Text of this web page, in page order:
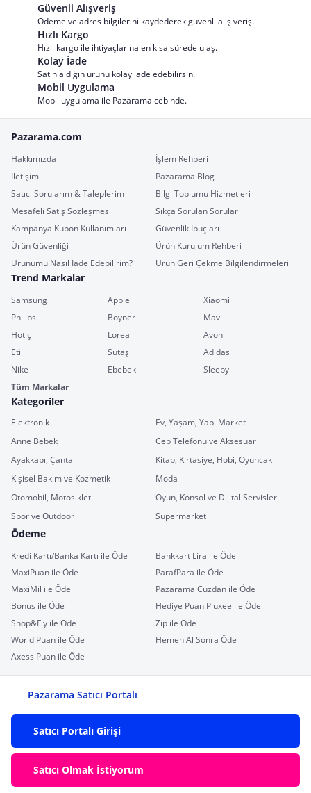
Güvenli Alışveriş
Ödeme ve adres bilgilerini kaydederek güvenli alış veriş.
Hızlı Kargo
Hızlı kargo ile ihtiyaçlarına en kısa sürede ulaş.
Kolay İade
Satın aldığın ürünü kolay iade edebilirsin.
Mobil Uygulama
Mobil uygulama ile Pazarama cebinde.
Pazarama.com
Hakkımızda
İşlem Rehberi
İletişim
Pazarama Blog
Satıcı Sorularım & Taleplerim
Bilgi Toplumu Hizmetleri
Mesafeli Satış Sözleşmesi
Sıkça Sorulan Sorular
Kampanya Kupon Kullanımları
Güvenlik İpuçları
Ürün Güvenliği
Ürün Kurulum Rehberi
Ürünümü Nasıl İade Edebilirim?
Ürün Geri Çekme Bilgilendirmeleri
Trend Markalar
Samsung Apple
Xiaomi
Philips
Boyner
Mavi
Hotiç
Loreal
Avon
Eti
Sütaş
Adidas
Nike
Ebebek
Sleepy
Tüm Markalar
Kategoriler
Elektronik
Ev, Yaşam, Yapı Market
Anne Bebek
Cep Telefonu ve Aksesuar
Ayakkabı, Çanta
Kitap, Kırtasiye, Hobi, Oyuncak
Kişisel Bakım ve Kozmetik
Moda
Otomobil, Motosiklet
Oyun, Konsol ve Dijital Servisler
Spor ve Outdoor
Süpermarket
Ödeme
Kredi Kartı/Banka Kartı ile Öde
Bankkart Lira ile Öde
MaxiPuan ile Öde
ParafPara ile Öde
MaxiMil ile Öde
Pazarama Cüzdan ile Öde
Bonus ile Öde
Hediye Puan Pluxee ile Öde
Shop&Fly ile Öde
Zip ile Öde
World Puan ile Öde
Hemen Al Sonra Öde
Axess Puan ile Öde
Pazarama Satıcı Portalı
Satıcı Portalı Girişi
Satıcı Olmak İstiyorum